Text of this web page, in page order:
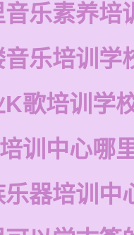
乐素养培
乐培训学
歌培训学
训中心哪
器培训中